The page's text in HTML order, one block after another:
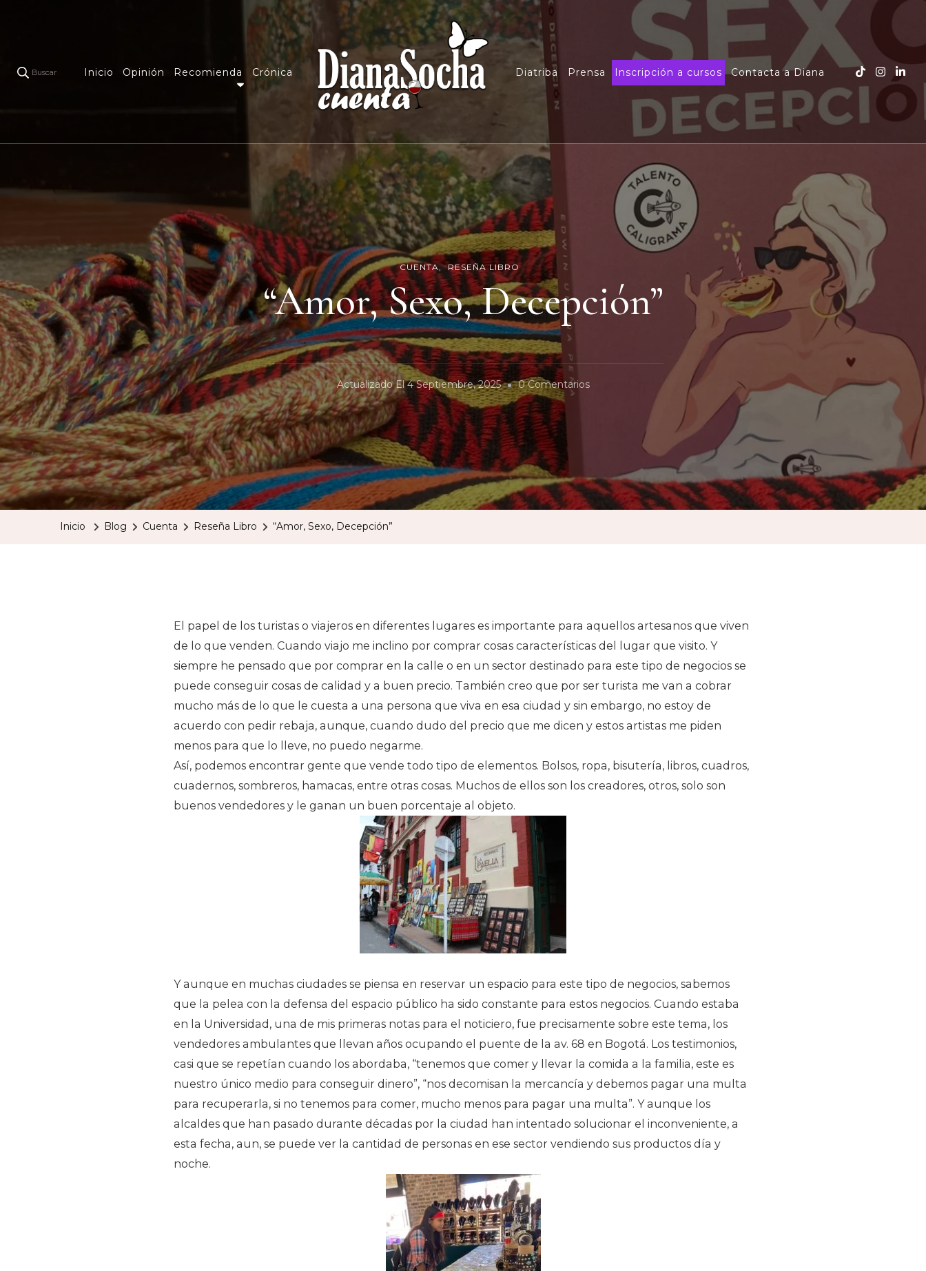
Buscar Inicio Opinión Recomienda Crónica Diatriba Prensa Inscripción a cursos Contacta a Diana
CUENTA RESEÑA LIBRO
“Amor, Sexo, Decepción”
Actualizado El4 Septiembre, 2025 0 ComentariosEn
Decepción”
Inicio Blog Cuenta Reseña Libro “Amor, Sexo, Decepción”
El papel de los turistas o viajeros en diferentes lugares es importante para aquellos artesanos que viven
de lo que venden. Cuando viajo me inclino por comprar cosas características del lugar que visito. Y
siempre he pensado que por comprar en la calle o en un sector destinado para este tipo de negocios se
puede conseguir cosas de calidad y a buen precio. También creo que por ser turista me van a cobrar
mucho más de lo que le cuesta a una persona que viva en esa ciudad y sin embargo, no estoy de
acuerdo con pedir rebaja, aunque, cuando dudo del precio que me dicen y estos artistas me piden
menos para que lo lleve, no puedo negarme.
Así, podemos encontrar gente que vende todo tipo de elementos. Bolsos, ropa, bisutería, libros, cuadros,
cuadernos, sombreros, hamacas, entre otras cosas. Muchos de ellos son los creadores, otros, solo son
buenos vendedores y le ganan un buen porcentaje al objeto.
Y aunque en muchas ciudades se piensa en reservar un espacio para este tipo de negocios, sabemos
que la pelea con la defensa del espacio público ha sido constante para estos negocios. Cuando estaba
en la Universidad, una de mis primeras notas para el noticiero, fue precisamente sobre este tema, los
vendedores ambulantes que llevan años ocupando el puente de la av. 68 en Bogotá. Los testimonios,
casi que se repetían cuando los abordaba, “tenemos que comer y llevar la comida a la familia, este es
nuestro único medio para conseguir dinero”, “nos decomisan la mercancía y debemos pagar una multa
para recuperarla, si no tenemos para comer, mucho menos para pagar una multa”. Y aunque los
alcaldes que han pasado durante décadas por la ciudad han intentado solucionar el inconveniente, a
esta fecha, aun, se puede ver la cantidad de personas en ese sector vendiendo sus productos día y
noche.